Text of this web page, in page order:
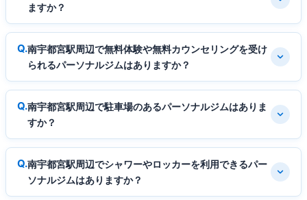
ますか？
南宇都宮駅周辺で無料体験や無料カウンセリングを受け
られるパーソナルジムはありますか？
南宇都宮駅周辺で駐車場のあるパーソナルジムはありま
すか？
南宇都宮駅周辺でシャワーやロッカーを利用できるパー
ソナルジムはありますか？